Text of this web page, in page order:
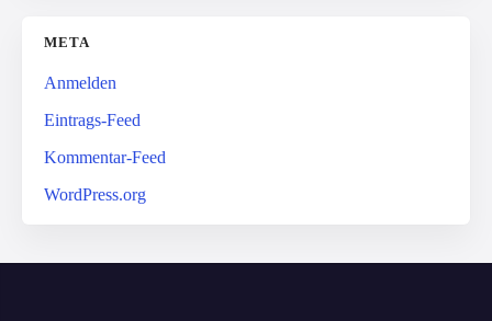
META
Anmelden
Eintrags-Feed
Kommentar-Feed
WordPress.org